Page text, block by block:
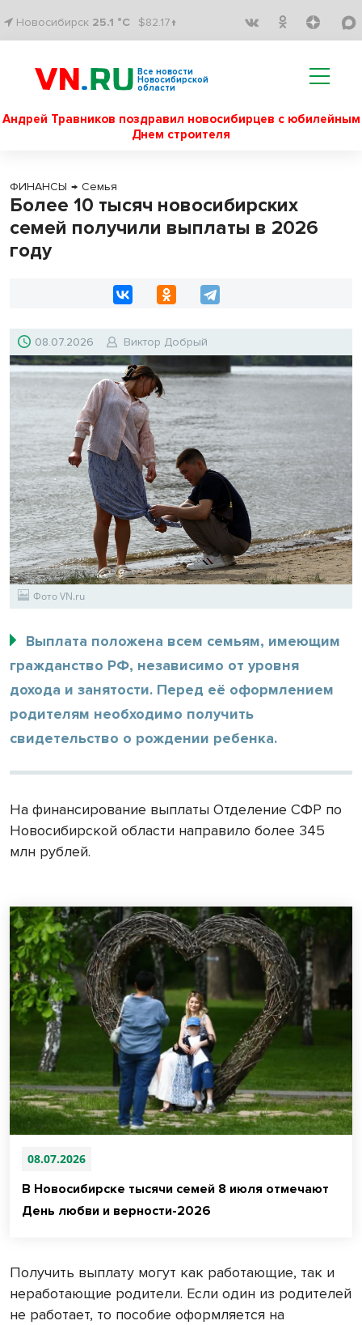
Новосибирск 25.1 °C $82.17↑
Все новости
Новосибирской
области
Андрей Травников поздравил новосибирцев с юбилейным
Днем строителя
ФИНАНСЫ → Семья
Более 10 тысяч новосибирских
семей получили выплаты в 2026
году
08.07.2026 Виктор Добрый
Фото VN.ru
Выплата положена всем семьям, имеющим
гражданство РФ, независимо от уровня
дохода и занятости. Перед её оформлением
родителям необходимо получить
свидетельство о рождении ребенка.
На финансирование выплаты Отделение СФР по
Новосибирской области направило более 345
млн рублей.
08.07.2026
В Новосибирске тысячи семей 8 июля отмечают
День любви и верности-2026
Получить выплату могут как работающие, так и
неработающие родители. Если один из родителей
не работает, то пособие оформляется на